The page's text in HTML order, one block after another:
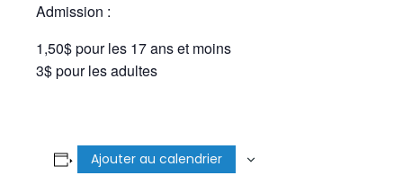
Admission :
1,50$ pour les 17 ans et moins
3$ pour les adultes
Ajouter au calendrier